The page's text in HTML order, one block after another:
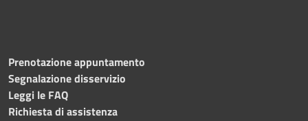
Prenotazione appuntamento
Segnalazione disservizio
Leggi le FAQ
Richiesta di assistenza